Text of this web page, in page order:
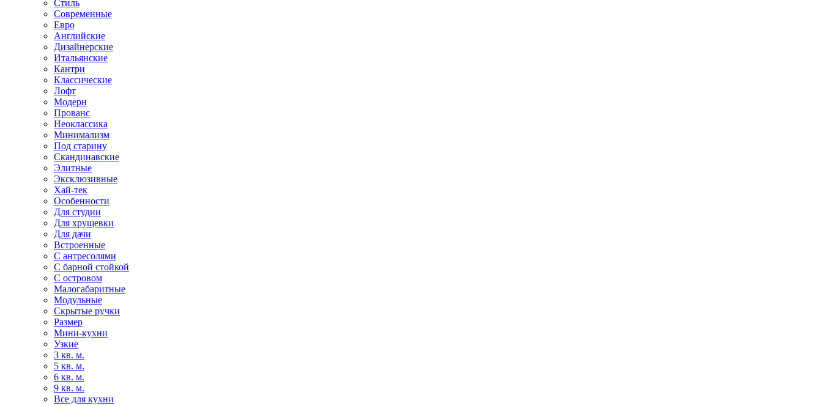
Стиль
Современные
Евро
Английские
Дизайнерские
Итальянские
Кантри
Классические
Лофт
Модерн
Прованс
Неоклассика
Минимализм
Под старину
Скандинавские
Элитные
Эксклюзивные
Хай-тек
Особенности
Для студии
Для хрущевки
Для дачи
Встроенные
С антресолями
С барной стойкой
С островом
Малогабаритные
Модульные
Скрытые ручки
Размер
Мини-кухни
Узкие
3 кв. м.
5 кв. м.
6 кв. м.
9 кв. м.
Все для кухни